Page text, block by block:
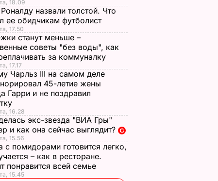
18.09
назвали толстой. Что
ее обидчикам футболист
17.50
станут меньше –
советы "без воды", как
за коммуналку
17.17
Чарльз III на самом деле
45-летие жены
Гарри и не поздравил
16.28
экс-звезда "ВИА Гры"
и как она сейчас выглядит?
15.56
с помидорами готовится легко,
– как в ресторане.
понравится всей семье
15.45